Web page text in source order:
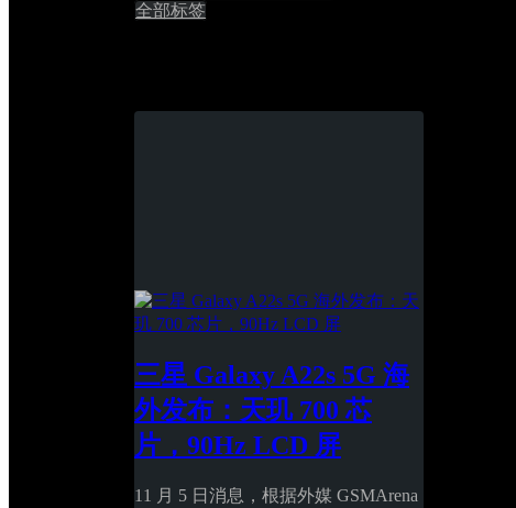
全部标签
三星 Galaxy A22s 5G 海
外发布：天玑 700 芯
片，90Hz LCD 屏
11 月 5 日消息，根据外媒 GSMArena